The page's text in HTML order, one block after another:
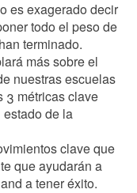
es exagerado decir
todo el peso de
terminado.
más sobre el
nuestras escuelas
3 métricas clave
de la
clave que
que ayudarán a
a tener éxito.